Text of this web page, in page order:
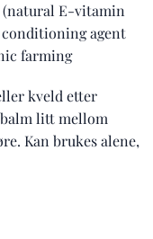
E-vitamin
agent
farming
kveld etter
balm litt mellom
Kan brukes alene,